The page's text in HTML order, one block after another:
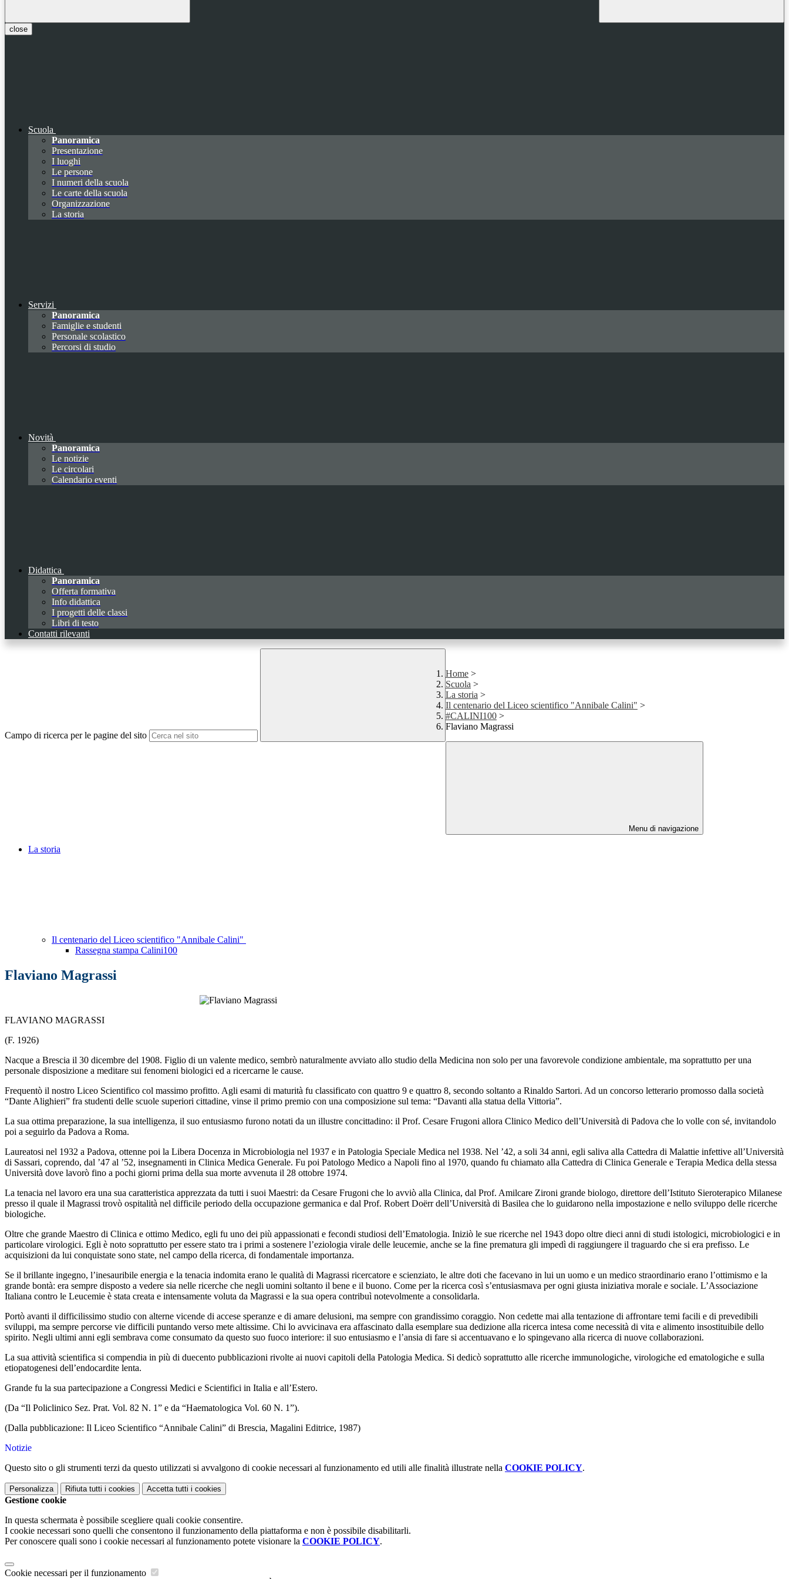
close
Scuola
Panoramica
Presentazione
I luoghi
Le persone
I numeri della scuola
Le carte della scuola
Organizzazione
La storia
Servizi
Panoramica
Famiglie e studenti
Personale scolastico
Percorsi di studio
Novità
Panoramica
Le notizie
Le circolari
Calendario eventi
Didattica
Panoramica
Offerta formativa
Info didattica
I progetti delle classi
Libri di testo
Contatti rilevanti
Campo di ricerca per le pagine del sito
Home >
Scuola >
La storia >
Il centenario del Liceo scientifico "Annibale Calini" >
#CALINI100 >
Flaviano Magrassi
Menu di navigazione
La storia
Il centenario del Liceo scientifico "Annibale Calini"
Rassegna stampa Calini100
Flaviano Magrassi
FLAVIANO MAGRASSI
(F. 1926)
Nacque a Brescia il 30 dicembre del 1908. Figlio di un valente medico, sembrò naturalmente avviato allo studio della Medicina non solo per una favorevole condizione ambientale, ma soprattutto per una
personale disposizione a meditare sui fenomeni biologici ed a ricercarne le cause.
Frequentò il nostro Liceo Scientifico col massimo profitto. Agli esami di maturità fu classificato con quattro 9 e quattro 8, secondo soltanto a Rinaldo Sartori. Ad un concorso letterario promosso dalla società
“Dante Alighieri” fra studenti delle scuole superiori cittadine, vinse il primo premio con una composizione sul tema: “Davanti alla statua della Vittoria”.
La sua ottima preparazione, la sua intelligenza, il suo entusiasmo furono notati da un illustre concittadino: il Prof. Cesare Frugoni allora Clinico Medico dell’Università di Padova che lo volle con sé, invitandolo
poi a seguirlo da Padova a Roma.
Laureatosi nel 1932 a Padova, ottenne poi la Libera Docenza in Microbiologia nel 1937 e in Patologia Speciale Medica nel 1938. Nel ’42, a soli 34 anni, egli saliva alla Cattedra di Malattie infettive all’Università
di Sassari, coprendo, dal ’47 al ’52, insegnamenti in Clinica Medica Generale. Fu poi Patologo Medico a Napoli fino al 1970, quando fu chiamato alla Cattedra di Clinica Generale e Terapia Medica della stessa
Università dove lavorò fino a pochi giorni prima della sua morte avvenuta il 28 ottobre 1974.
La tenacia nel lavoro era una sua caratteristica apprezzata da tutti i suoi Maestri: da Cesare Frugoni che lo avviò alla Clinica, dal Prof. Amilcare Zironi grande biologo, direttore dell’Istituto Sieroterapico Milanese
presso il quale il Magrassi trovò ospitalità nel difficile periodo della occupazione germanica e dal Prof. Robert Doërr dell’Università di Basilea che lo guidarono nella impostazione e nello sviluppo delle ricerche
biologiche.
Oltre che grande Maestro di Clinica e ottimo Medico, egli fu uno dei più appassionati e fecondi studiosi dell’Ematologia. Iniziò le sue ricerche nel 1943 dopo oltre dieci anni di studi istologici, microbiologici e in
particolare virologici. Egli è noto soprattutto per essere stato tra i primi a sostenere l’eziologia virale delle leucemie, anche se la fine prematura gli impedì di raggiungere il traguardo che si era prefisso. Le
acquisizioni da lui conquistate sono state, nel campo della ricerca, di fondamentale importanza.
Se il brillante ingegno, l’inesauribile energia e la tenacia indomita erano le qualità di Magrassi ricercatore e scienziato, le altre doti che facevano in lui un uomo e un medico straordinario erano l’ottimismo e la
grande bontà: era sempre disposto a vedere sia nelle ricerche che negli uomini soltanto il bene e il buono. Come per la ricerca così s’entusiasmava per ogni giusta iniziativa morale e sociale. L’Associazione
Italiana contro le Leucemie è stata creata e intensamente voluta da Magrassi e la sua opera contribuì notevolmente a consolidarla.
Portò avanti il difficilissimo studio con alterne vicende di accese speranze e di amare delusioni, ma sempre con grandissimo coraggio. Non cedette mai alla tentazione di affrontare temi facili e di prevedibili
sviluppi, ma sempre percorse vie difficili puntando verso mete altissime. Chi lo avvicinava era affascinato dalla esemplare sua dedizione alla ricerca intesa come necessità di vita e alimento insostituibile dello
spirito. Negli ultimi anni egli sembrava come consumato da questo suo fuoco interiore: il suo entusiasmo e l’ansia di fare si accentuavano e lo spingevano alla ricerca di nuove collaborazioni.
La sua attività scientifica si compendia in più di duecento pubblicazioni rivolte ai nuovi capitoli della Patologia Medica. Si dedicò soprattutto alle ricerche immunologiche, virologiche ed ematologiche e sulla
etiopatogenesi dell’endocardite lenta.
Grande fu la sua partecipazione a Congressi Medici e Scientifici in Italia e all’Estero.
(Da “Il Policlinico Sez. Prat. Vol. 82 N. 1” e da “Haematologica Vol. 60 N. 1”).
(Dalla pubblicazione: Il Liceo Scientifico “Annibale Calini” di Brescia, Magalini Editrice, 1987)
Notizie
Questo sito o gli strumenti terzi da questo utilizzati si avvalgono di cookie necessari al funzionamento ed utili alle finalità illustrate nella COOKIE POLICY.
Personalizza Rifiuta tutti i cookies Accetta tutti i cookies
Gestione cookie
In questa schermata è possibile scegliere quali cookie consentire.
I cookie necessari sono quelli che consentono il funzionamento della piattaforma e non è possibile disabilitarli.
Per conoscere quali sono i cookie necessari al funzionamento potete visionare la COOKIE POLICY.
Cookie necessari per il funzionamento